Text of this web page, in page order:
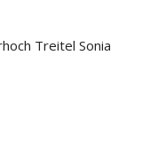
Treitel Sonia